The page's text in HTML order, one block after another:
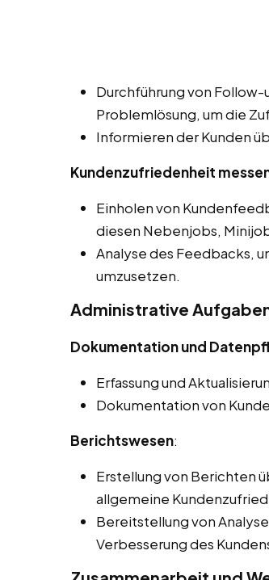
Durchführung von
Problemlösung, um die
Informieren der Kunden
Kundenzufriedenheit
Einholen von
diesen Nebenjobs,
Analyse des Feedbacks,
umzusetzen.
Administrative
Dokumentation und
Erfassung und
Dokumentation von
Berichtswesen:
Erstellung von Berichten
allgemeine
Bereitstellung von
Verbesserung des